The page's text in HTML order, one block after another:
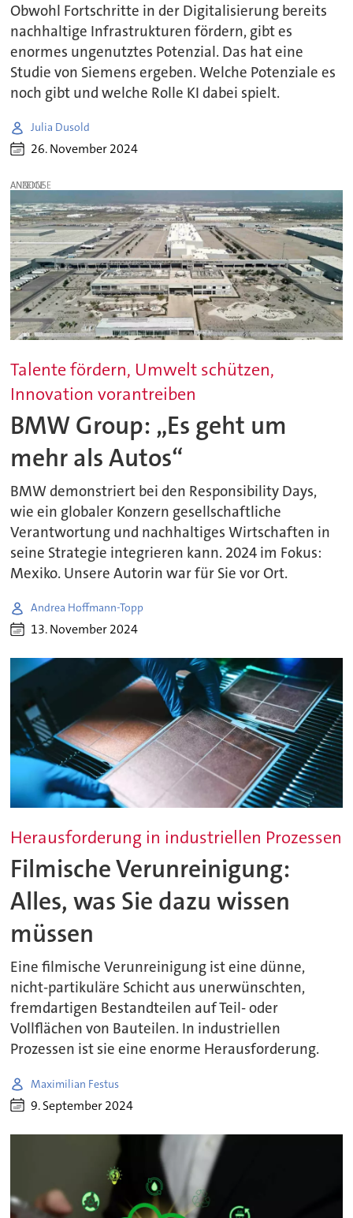
Obwohl Fortschritte in der Digitalisierung bereits
nachhaltige Infrastrukturen fördern, gibt es
enormes ungenutztes Potenzial. Das hat eine
Studie von Siemens ergeben. Welche Potenziale es
noch gibt und welche Rolle KI dabei spielt.
Julia Dusold
26. November 2024
ANZEIGE
Talente fördern, Umwelt schützen,
Innovation vorantreiben
BMW Group: „Es geht um
mehr als Autos“
BMW demonstriert bei den Responsibility Days,
wie ein globaler Konzern gesellschaftliche
Verantwortung und nachhaltiges Wirtschaften in
seine Strategie integrieren kann. 2024 im Fokus:
Mexiko. Unsere Autorin war für Sie vor Ort.
Andrea Hoffmann-Topp
13. November 2024
Herausforderung in industriellen Prozessen
Filmische Verunreinigung:
Alles, was Sie dazu wissen
müssen
Eine filmische Verunreinigung ist eine dünne,
nicht-partikuläre Schicht aus unerwünschten,
fremdartigen Bestandteilen auf Teil- oder
Vollflächen von Bauteilen. In industriellen
Prozessen ist sie eine enorme Herausforderung.
Maximilian Festus
9. September 2024